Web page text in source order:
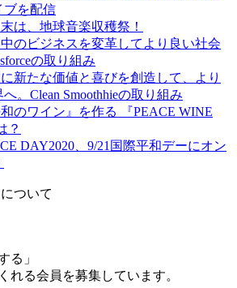
ブを配信
は、地球音楽収穫祭！
のビジネスを変革してより良い社会
の取り組み
新たな価値と喜びを創造して、より
。Clean Smoothhieの取り組み
和のワイン』を作る 『PEACE WINE
？
DAY2020、9/21国際平和デーにオン
ついて
る」
れる会員を募集しています。